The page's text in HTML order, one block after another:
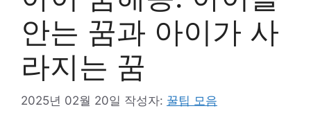
안는 꿈과 아이가 사
라지는 꿈
2025년 02월 20일 작성자: 꿀팁 모음